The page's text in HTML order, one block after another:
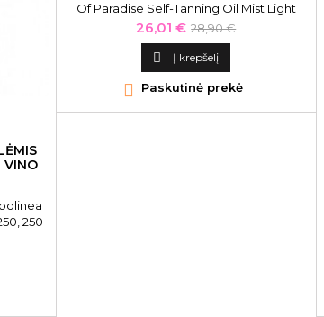
VINO
250
Of Paradise Self-Tanning Oil Mist Light
IP890114, 200 ml
Kaina
26,01 € Bazinė
kaina
28,90 €
 Į krepšelį
 Paskutinė prekė